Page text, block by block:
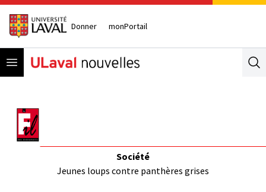
Donner monPortail
Open menu
Société
Jeunes loups contre panthères grises